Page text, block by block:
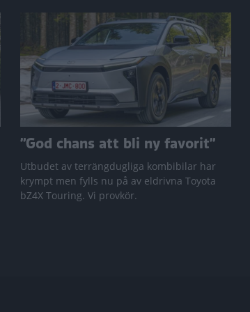
”God chans att bli ny favorit”
Utbudet av terrängdugliga kombibilar har
krympt men fylls nu på av eldrivna Toyota
bZ4X Touring. Vi provkör.